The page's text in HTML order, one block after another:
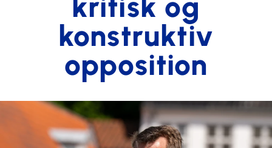
konstruktiv
opposition